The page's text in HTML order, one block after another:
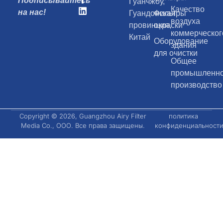
на нас!
Фильтры
окраски
Оборудование
для очистки
Качество
воздуха
здания
Общее
производство
Гуандонская
провинция,
Китай
Copyright © 2026, Guangzhou Airy Filter
Media Co., ООО. Все права защищены.
политика